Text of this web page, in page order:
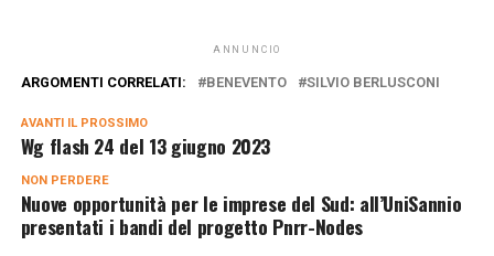
ANNUNCIO
ARGOMENTI CORRELATI: BENEVENTO SILVIO BERLUSCONI
AVANTI IL ​​PROSSIMO
Wg flash 24 del 13 giugno 2023
NON PERDERE
Nuove opportunità per le imprese del Sud: all’UniSannio
presentati i bandi del progetto Pnrr-Nodes